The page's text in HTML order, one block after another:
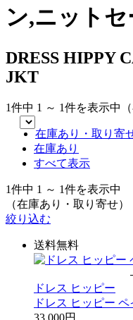
ン,ニット
DRESS HIPPY
JKT
1件中 1 ～ 1件を表示中
在庫あり・取り寄
在庫あり
すべて表示
1件中 1 ～ 1件を表示中
（在庫あり・取り寄せ）
絞り込む
送料無料
ドレス ヒッピー
ドレス ヒッピー
33,000円